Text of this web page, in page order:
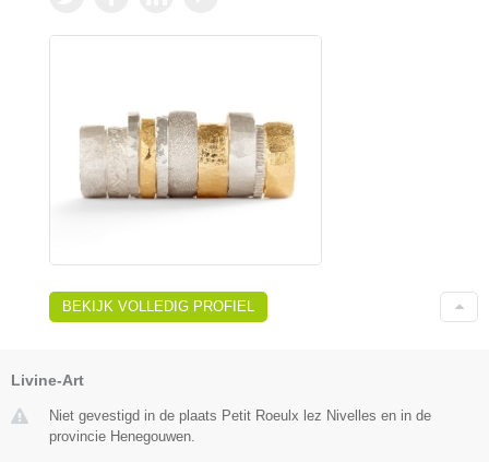
BEKIJK VOLLEDIG PROFIEL
Livine-Art
Niet gevestigd in de plaats Petit Roeulx lez Nivelles en in de
provincie Henegouwen.